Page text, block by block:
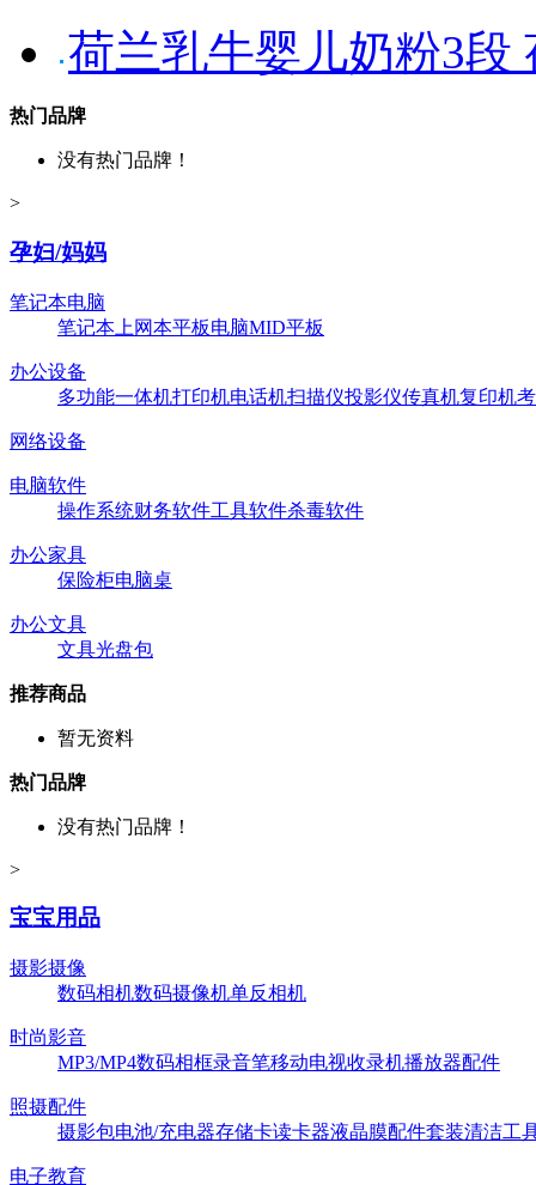
荷兰乳牛婴儿奶粉3
热门品牌
没有热门品牌！
>
孕妇/妈妈
笔记本电脑
笔记本 上网本平板电脑MID平板
办公设备
多功能一体机打印机电话机扫描仪投影仪传真机复印机
网络设备
电脑软件
操作系统财务软件工具软件杀毒软件
办公家具
保险柜电脑桌
办公文具
文具光盘包
推荐商品
暂无资料
热门品牌
没有热门品牌！
>
宝宝用品
摄影摄像
数码相机数码摄像机单反相机
时尚影音
MP3/MP4数码相框录音笔移动电视收录机播放器配件
照摄配件
摄影包电池/充电器存储卡读卡器液晶膜配件套装清洁工
电子教育